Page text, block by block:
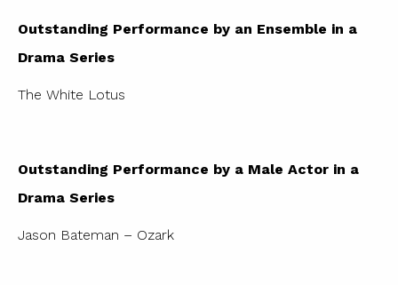
Outstanding Performance by an Ensemble in a
Drama Series
The White Lotus
Outstanding Performance by a Male Actor in a
Drama Series
Jason Bateman – Ozark